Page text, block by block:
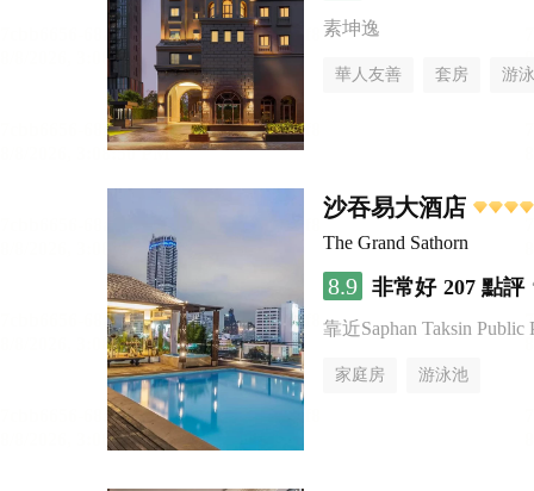
素坤逸
華人友善 套房 游
沙吞易大酒店
The Grand Sathorn
8.9 非常好 207 點評
靠近Saphan Taksin Public
家庭房 游泳池